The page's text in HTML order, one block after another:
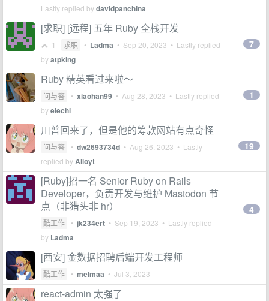
Lastly replied bydavidpanchina
[求职] [远程] 五年 Ruby 全栈开发
1 求职 • Ladma • Sep 20, 2023 • Lastly replied
byatpking
7
Ruby 精英看过来啦～
问与答 • xiaohan99 • Aug 28, 2023 • Lastly replied
byelechi
1
川普回来了，但是他的筹款网站有点奇怪
问与答 • dw2693734d • Aug 26, 2023 • Lastly
replied byAlloyt
19
[Ruby]招一名 Senior Ruby on Rails
Developer，负责开发与维护 Mastodon 节
点（非猎头非 hr）
酷工作 • jk234ert • Sep 19, 2023 • Lastly replied
by Ladma
4
[西安] 金数据招聘后端开发工程师
酷工作 • melmaa • Jul 3, 2023
react-admin 太强了